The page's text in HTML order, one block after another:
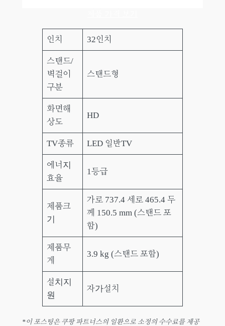
인치 32인치
스탠드/
벽걸이
구분
스탠드형
화면해
상도
HD
TV종류 LED 일반TV
에너지
효율
1등급
제품크
기
가로 737.4 세로 465.4 두
께 150.5 mm (스탠드 포
함)
제품무
게
3.9 kg (스탠드 포함)
설치지
원
자가설치
*이 포스팅은 쿠팡 파트너스의 일환으로 소정의 수수료를 제공